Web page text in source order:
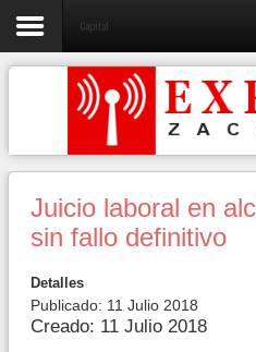
Capital
Juicio laboral en
sin fallo definitivo
Detalles
Publicado: 11 Julio 2018
Creado: 11 Julio 2018